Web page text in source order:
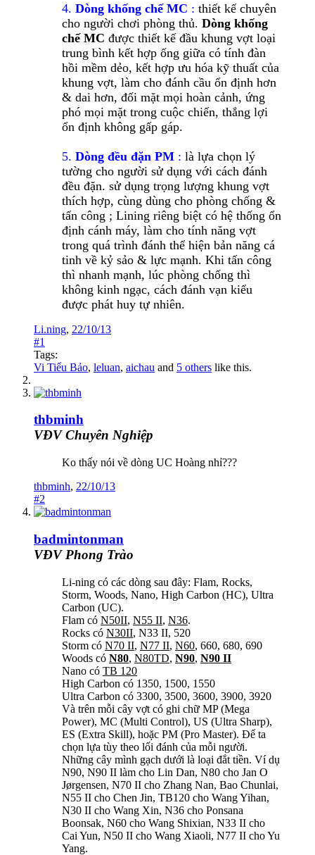
4. Dòng khống chế MC : thiết kế chuyên
cho người chơi phòng thủ. Dòng khống
chế MC được thiết kế đầu khung vợt loại
trung bình kết hợp ống giữa có tính đàn
hồi mềm dẻo, kết hợp ưu hóa kỹ thuất của
khung vợt, làm cho đánh cầu ổn định hơn
& dai hơn, đối mặt mọi hoàn cảnh, ứng
phó mọi mặt trong cuộc chiến, thắng lợi
ổn định không gấp gáp.
5. Dòng đều đặn PM : là lựa chọn lý
tường cho người sử dụng với cách đánh
đều đặn. sử dụng trọng lượng khung vợt
thích hợp, cùng dùng cho phòng chống &
tấn công ; Lining riêng biệt có hệ thống ổn
định cánh máy, làm cho tính năng vợt
trong quá trình đánh thể hiện bản năng cá
tinh về kỷ sảo & lực mạnh. Khi tấn công
thì nhanh mạnh, lúc phòng chống thì
không kinh ngạc, cách đánh vạn kiểu
được phát huy tự nhiên.
Li.ning, 22/10/13
#1
Tags:
Vi Tiểu Bảo, leluan, aichau and 5 others like this.
thbminh
VĐV Chuyên Nghiệp
Ko thấy nói về dòng UC Hoàng nhỉ???
thbminh, 22/10/13
#2
badmintonman
VĐV Phong Trào
Li-ning có các dòng sau đây: Flam, Rocks,
Storm, Woods, Nano, High Carbon (HC), Ultra
Carbon (UC).
Flam có N50II, N55 II, N36.
Rocks có N30II, N33 II, 520
Storm có N70 II, N77 II, N60, 660, 680, 690
Woods có N80, N80TD, N90, N90 II
Nano có TB 120
High Carbon có 1350, 1500, 1550
Ultra Carbon có 3300, 3500, 3600, 3900, 3920
Và trên mỗi cây vợt có ghi chữ MP (Mega
Power), MC (Multi Control), US (Ultra Sharp),
ES (Extra Skill), hoặc PM (Pro Master). Để ta
chọn lựa tùy theo lối đánh của mỗi người.
Những cây mình gạch dưới là loại đắt tiền. Ví dụ
N90, N90 II làm cho Lin Dan, N80 cho Jan O
Jørgensen, N70 II cho Zhang Nan, Bao Chunlai,
N55 II cho Chen Jin, TB120 cho Wang Yihan,
N30 II cho Wang Xin, N36 cho Ponsana
Boonsak, N60 cho Wang Shixian, N33 II cho
Cai Yun, N50 II cho Wang Xiaoli, N77 II cho Yu
Yang.